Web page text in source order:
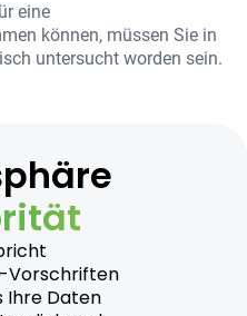
eine
können, müssen Sie in
untersucht worden sein.
Vorschriften
Ihre Daten